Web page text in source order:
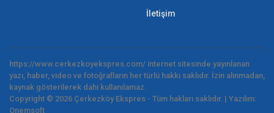
İletişim
https://www.cerkezkoyekspres.com/ internet sitesinde yayınlanan
yazı, haber, video ve fotoğrafların her türlü hakkı saklıdır. İzin alınmadan,
kaynak gösterilerek dahi kullanılamaz.
Copyright © 2026 Çerkezköy Ekspres - Tüm hakları saklıdır. | Yazılım:
Onemsoft